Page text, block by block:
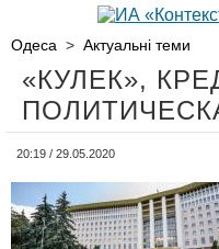
Одеса > Актуальні теми
«КУЛЕК»,
20:19 / 29.05.2020